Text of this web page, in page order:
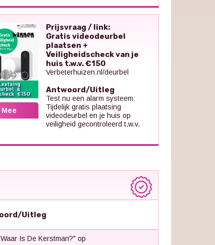
Prijsvraag / link:
Gratis videodeurbel
plaatsen +
Veiligheidscheck van je
huis t.w.v. €150
Verbeterhuizen.nl/deurbel
Antwoord/Uitleg
Test nu een alarm systeem:
Tijdelijk gratis plaatsing
videodeurbel en je huis op
veiligheid gecontroleerd t.w.v.
Uitleg
Is De Kerstman?" op